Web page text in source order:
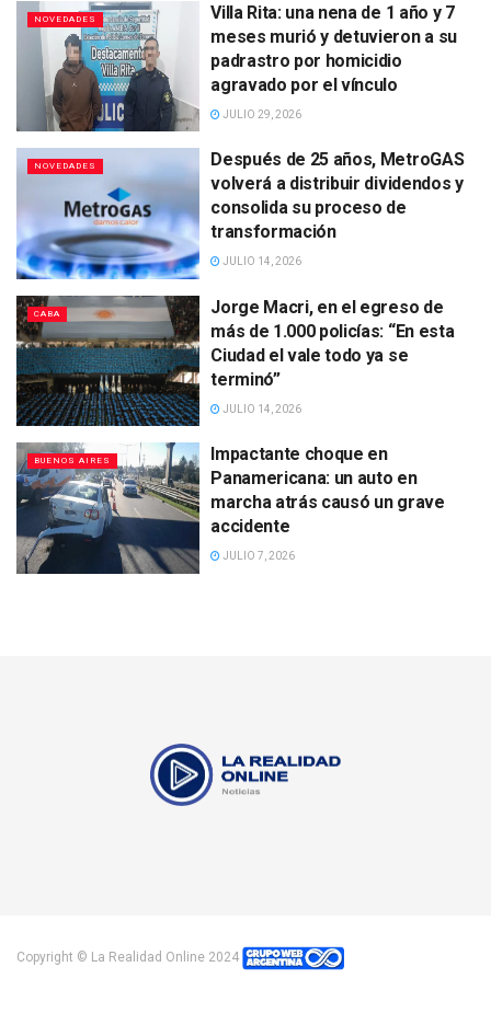
NOVEDADES
Villa Rita: una nena de 1 año y 7
meses murió y detuvieron a su
padrastro por homicidio
agravado por el vínculo
JULIO 29, 2026
NOVEDADES
Después de 25 años, MetroGAS
volverá a distribuir dividendos y
consolida su proceso de
transformación
JULIO 14, 2026
CABA
Jorge Macri, en el egreso de
más de 1.000 policías: “En esta
Ciudad el vale todo ya se
terminó”
JULIO 14, 2026
BUENOS AIRES
Impactante choque en
Panamericana: un auto en
marcha atrás causó un grave
accidente
JULIO 7, 2026
Copyright © La Realidad Online 2024